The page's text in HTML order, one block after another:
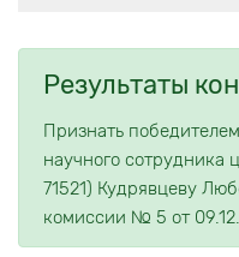
Результаты
Признать
научного сотрудника
71521) Кудрявцеву
комиссии № 5 от